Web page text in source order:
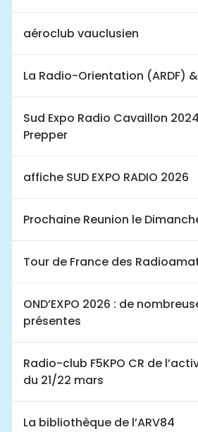
aéroclub vauclusien
La Radio-Orientation (ARDF) &
Sud Expo Radio Cavaillon
Prepper
affiche SUD EXPO RADIO 2026
Prochaine Reunion le
Tour de France des
OND’EXPO 2026 : de
présentes
Radio-club F5KPO CR de
du 21/22 mars
La bibliothèque de l’ARV84